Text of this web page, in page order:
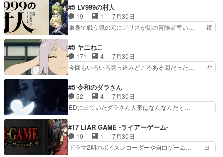
てコミティアっていいなあ。同… コミティア参加
のしおりを徹夜で作る先生(… お母さん、娘にあ
んな漫画描かれたら泣いち…
歳まで童貞だと魔法使いになれるという… こっち
の諏訪の三大将もまたクセが強いw色… 頼重が完
全にブレーンだよね毎回敵キャラが… 弧次郎「欲
を我慢して強くなれるなら大飯食… 変化球な演出
ていただきました！最終的に… この高らかなDT
宣言、合田一人に通じるも… この作品は近年稀に
見るおっさんキャラの充…
#5 LV999の村人
19 1
7月30日
単身で戦う鏡の元にアリスが街の冒険者率い… 鏡
なががんばってくれたアリスの父ちゃん… 成長限
界が999である村人と定めた上位存… 大規模バト
ルシーンなのに会話してばっかり… やっぱり勇者
より強かったか笑統率力LV9… 普通の人間の親子
組みか‥Lv200帯の… そのために役割を超越する
者の出現させるた… アリスのお陰で他の勇者達も
共闘してくれ魔…
#5 ヤニねこ
171 4
7月30日
今回もいろいろ突っ込みどころある回だった… ヤ
ちゃんの恋愛話をしたり、タバコを生産… ここう
っすら思ったことズバリ言ってくれて… おかし
い、さわやかだ 世話好きの陰に支配… ヤクねこ
のクワガタ取りの話見て切なくなっ… 普段は選別
れww唐突な作画力の正… なんか今日はかなり一
瞬で終わっちまったっ… 先週と比べてまだまとも
に見えた。4話は過…
#5 令和のダラさん
52 4
7月30日
EDに出ていたダラさん人形はなんなんだと…
惨な過去がきっちり現代に継承されている… ダラ
さんと姉弟の母との出会いの話やはりダ… ダラさ
んの過去話も佳境…げに恐ろしいは人… 第５話感
想：２人の過剰な貢ぎ物?の礼とし… 第５話感
#17 LIAR GAME -ライアーゲーム-
10 1
7月30日
ドラマ2期のボイスレコーダーや自白ゲーム… ヨ